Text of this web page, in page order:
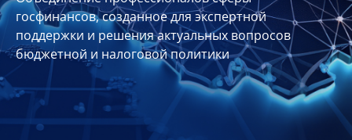
Участники
Планы
отчеты
Контакты
госфинансов, созданное для экспертной
поддержки и решения актуальных вопросов
бюджетной и налоговой политики